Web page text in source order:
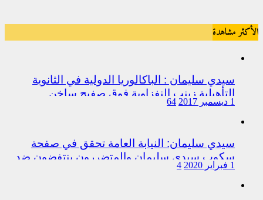
الأكثر مشاهدة
سيدي سليمان : الباكالوريا الدولية في الثانوية
التأهيلية زينب النفزاوية فوق صفيح ساخن
1 ديسمبر 2017 64
سيدي سليمان: النيابة العامة تحقق في صفحة
سكوب سيدي سليمان والمتضررون ينتفضون ضد
المتورطين من رجال الشرطة
1 فبراير 2020 4